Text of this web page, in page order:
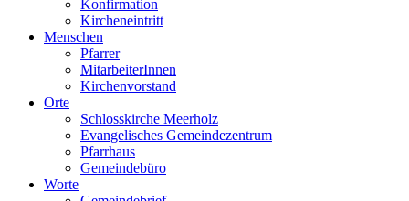
Konfirmation
Kircheneintritt
Menschen
Pfarrer
MitarbeiterInnen
Kirchenvorstand
Orte
Schlosskirche Meerholz
Evangelisches Gemeindezentrum
Pfarrhaus
Gemeindebüro
Worte